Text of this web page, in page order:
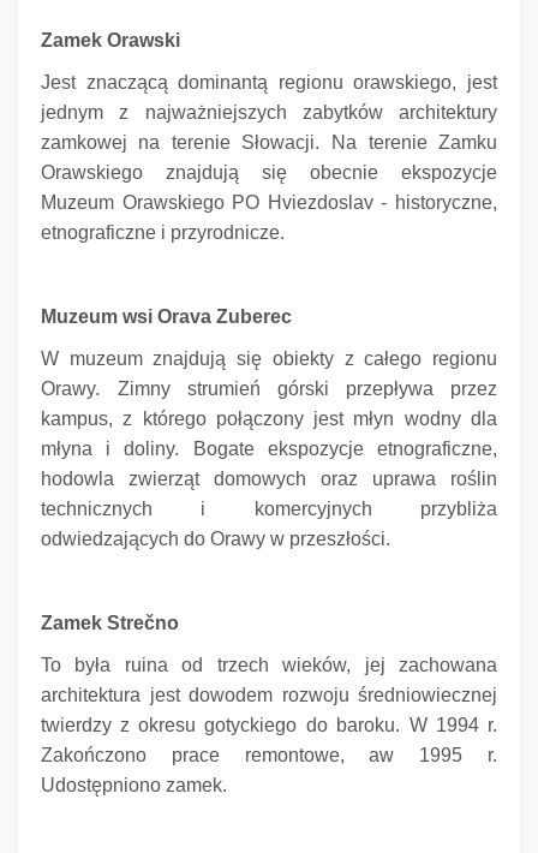
Zamek Orawski
Jest znaczącą dominantą regionu orawskiego, jest
jednym z najważniejszych zabytków architektury
zamkowej na terenie Słowacji.
Na terenie Zamku
Orawskiego znajdują się obecnie ekspozycje
Muzeum Orawskiego PO Hviezdoslav - historyczne,
etnograficzne i przyrodnicze.
Muzeum wsi Orava Zuberec
W muzeum znajdują się obiekty z całego regionu
Orawy.
Zimny ​​strumień górski przepływa przez
kampus, z którego połączony jest młyn wodny dla
młyna i doliny.
Bogate ekspozycje etnograficzne,
hodowla zwierząt domowych oraz uprawa roślin
technicznych i komercyjnych przybliża
odwiedzających do Orawy w przeszłości.
Zamek Strečno
To była ruina od trzech wieków, jej zachowana
architektura jest dowodem rozwoju średniowiecznej
twierdzy z okresu gotyckiego do baroku. W 1994 r.
Zakończono prace remontowe, aw 1995 r.
Udostępniono zamek.